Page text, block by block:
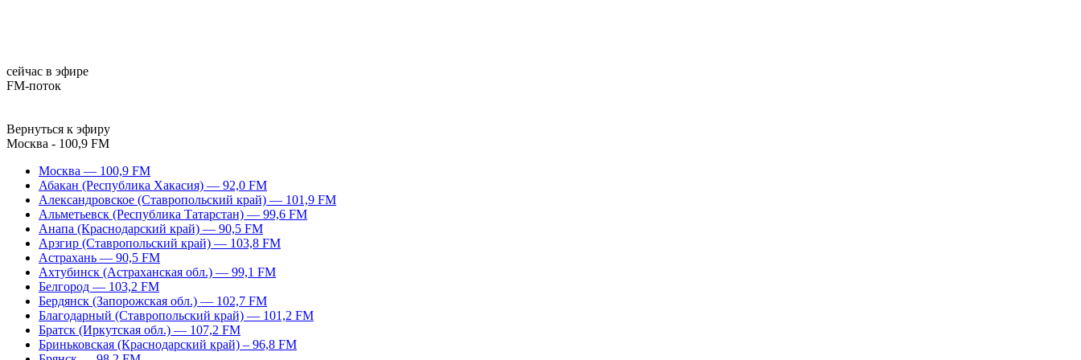
сейчас в эфире
FM-поток
Вернуться к эфиру
Москва - 100,9 FM
Москва — 100,9 FM
Абакан (Республика Хакасия) — 92,0 FM
Александровское (Ставропольский край) — 101,9 FM
Альметьевск (Республика Татарстан) — 99,6 FM
Анапа (Краснодарский край) — 90,5 FM
Арзгир (Ставропольский край) — 103,8 FM
Астрахань — 90,5 FM
Ахтубинск (Астраханская обл.) — 99,1 FM
Белгород — 103,2 FM
Бердянск (Запорожская обл.) — 102,7 FM
Благодарный (Ставропольский край) — 101,2 FM
Братск (Иркутская обл.) — 107,2 FM
Бриньковская (Краснодарский край) – 96,8 FM